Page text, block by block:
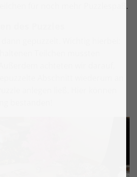
für noch mehr Puzzlespaß.
des Puzzles
gepuzzelt. Wichtig hierbei:
Teilchen mussten
achteten wir darauf,
Abschnitt wiederum an
anlegen ließ. Hier können
bestanden!